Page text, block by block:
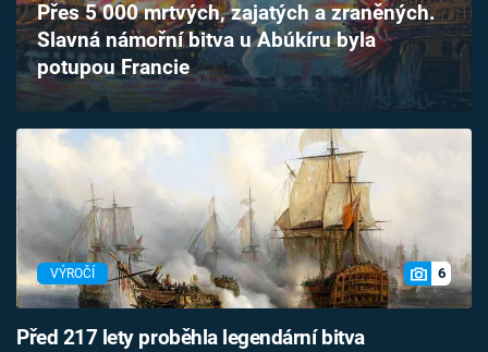
Sledujte prima+
Přihlášení
Sledujte nás
Přes 5 000 mrtvých, zajatých a zraněných.
Slavná námořní bitva u Abúkíru byla
potupou Francie
VÝROČÍ 6
Před 217 lety proběhla legendární bitva